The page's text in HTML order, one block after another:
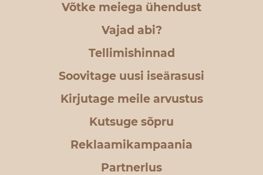
Võtke meiega ühendust
Vajad abi?
Tellimishinnad
Soovitage uusi iseärasusi
Kirjutage meile arvustus
Kutsuge sõpru
Reklaamikampaania
Partnerlus